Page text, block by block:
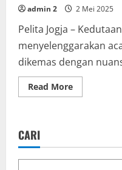
admin 2 2 Mei 2025
Pelita Jogja –
menyelenggarakan
dikemas dengan
Read MoreRead
more
di
Perpaduan
CARI